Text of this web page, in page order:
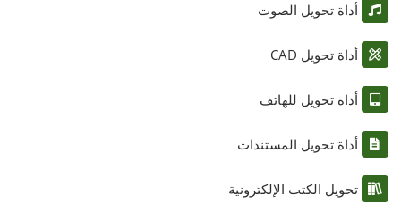
أداة تحويل الصوت
أداة تحويل CAD
أداة تحويل للهاتف
أداة تحويل المستندات
تحويل الكتب الإلكترونية